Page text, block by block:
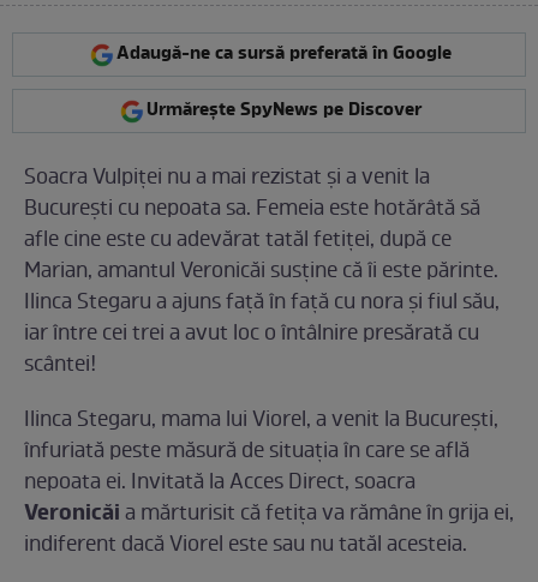
Adaugă-ne ca sursă preferată în Google
Urmărește SpyNews pe Discover
Soacra Vulpiţei nu a mai rezistat şi a venit la
Bucureşti cu nepoata sa. Femeia este hotărâtă să
afle cine este cu adevărat tatăl fetiţei, după ce
Marian, amantul Veronicăi susţine că îi este părinte.
Ilinca Stegaru a ajuns faţă în faţă cu nora şi fiul său,
iar între cei trei a avut loc o întâlnire presărată cu
scântei!
Ilinca Stegaru, mama lui Viorel, a venit la Bucureşti,
înfuriată peste măsură de situaţia în care se află
nepoata ei. Invitată la Acces Direct, soacra
Veronicăia mărturisit că fetiţa va rămâne în grija ei,
indiferent dacă Viorel este sau nu tatăl acesteia.